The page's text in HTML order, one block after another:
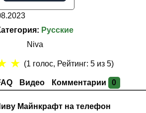
Русские
Niva
Видео Комментарии 0
★ (1 голос, Рейтинг:5 из 5)
Майнкрафт на телефон